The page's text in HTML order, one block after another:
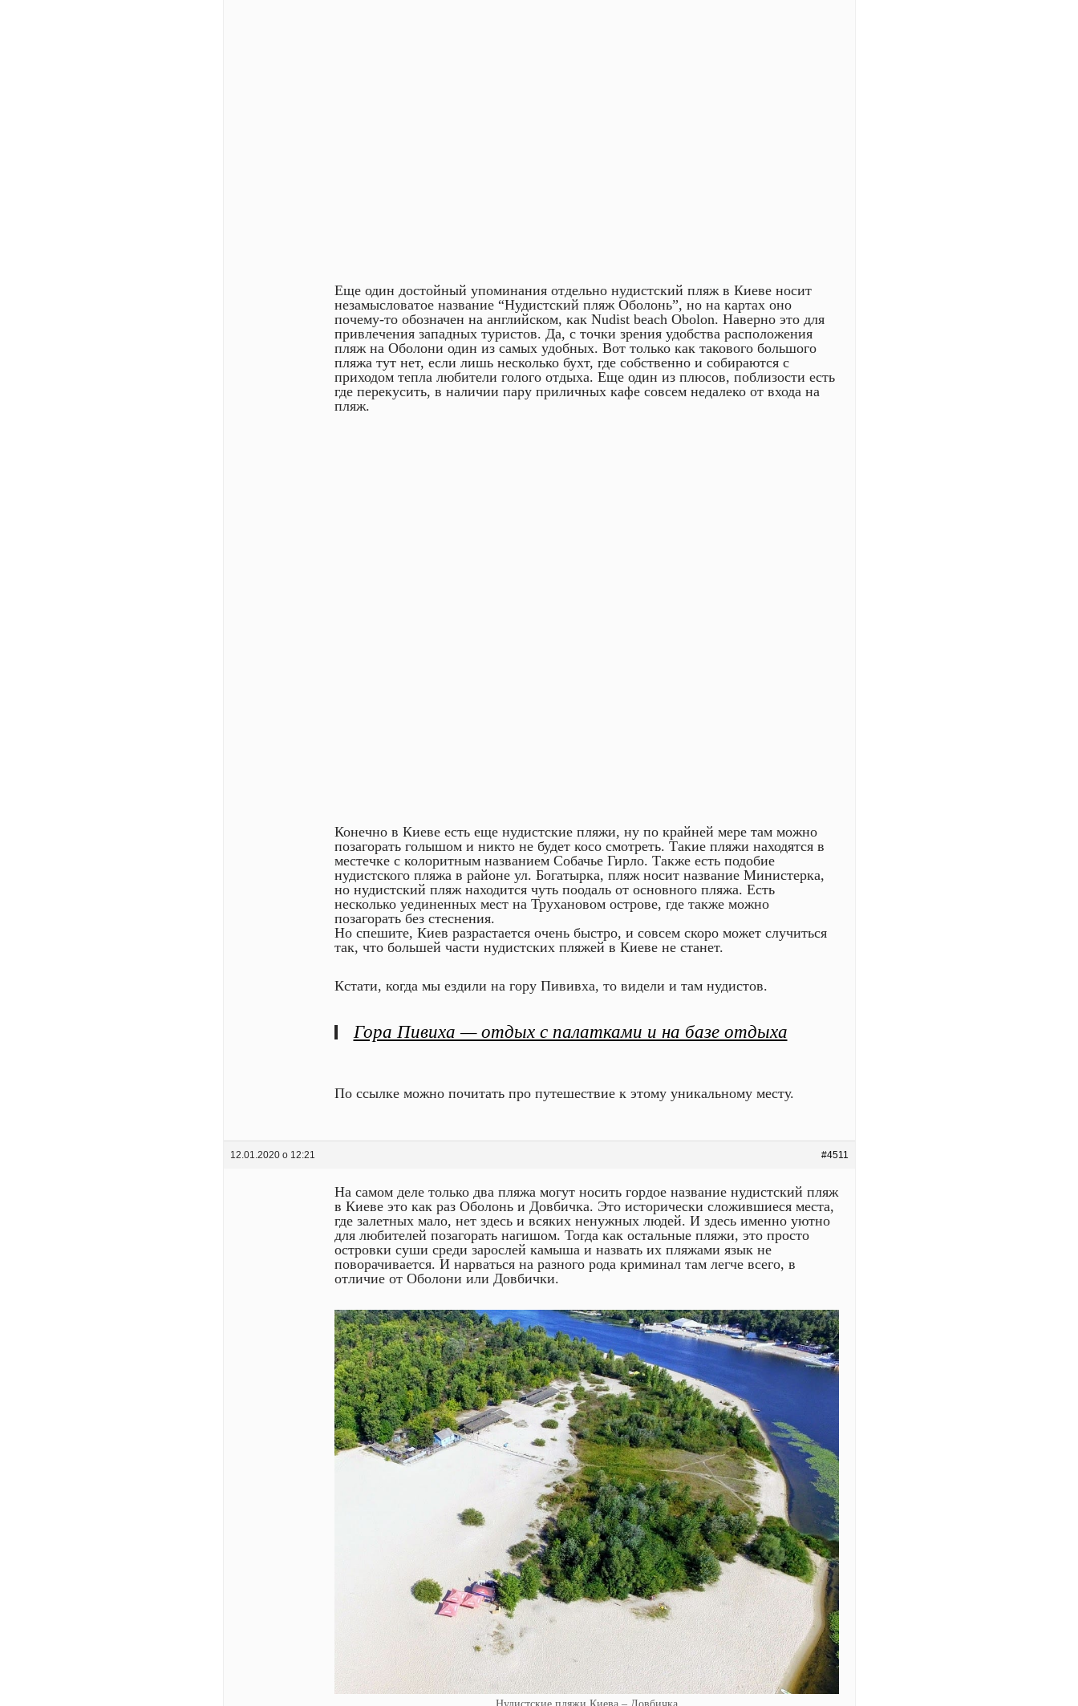
Еще один достойный упоминания отдельно нудистский пляж в Киеве носит
незамысловатое название “Нудистский пляж Оболонь”, но на картах оно
почему-то обозначен на английском, как Nudist beach Obolon. Наверно это для
привлечения западных туристов. Да, с точки зрения удобства расположения
пляж на Оболони один из самых удобных. Вот только как такового большого
пляжа тут нет, если лишь несколько бухт, где собственно и собираются с
приходом тепла любители голого отдыха. Еще один из плюсов, поблизости есть
где перекусить, в наличии пару приличных кафе совсем недалеко от входа на
пляж.
Конечно в Киеве есть еще нудистские пляжи, ну по крайней мере там можно
позагорать голышом и никто не будет косо смотреть. Такие пляжи находятся в
местечке с колоритным названием Собачье Гирло. Также есть подобие
нудистского пляжа в районе ул. Богатырка, пляж носит название Министерка,
но нудистский пляж находится чуть поодаль от основного пляжа. Есть
несколько уединенных мест на Трухановом острове, где также можно
позагорать без стеснения.
Но спешите, Киев разрастается очень быстро, и совсем скоро может случиться
так, что большей части нудистских пляжей в Киеве не станет.
Кстати, когда мы ездили на гору Пививха, то видели и там нудистов.
Гора Пивиха — отдых с палатками и на базе отдыха
По ссылке можно почитать про путешествие к этому уникальному месту.
12.01.2020 о 12:21 #4511
На самом деле только два пляжа могут носить гордое название нудистский пляж
в Киеве это как раз Оболонь и Довбичка. Это исторически сложившиеся места,
где залетных мало, нет здесь и всяких ненужных людей. И здесь именно уютно
для любителей позагорать нагишом. Тогда как остальные пляжи, это просто
островки суши среди зарослей камыша и назвать их пляжами язык не
поворачивается. И нарваться на разного рода криминал там легче всего, в
отличие от Оболони или Довбички.